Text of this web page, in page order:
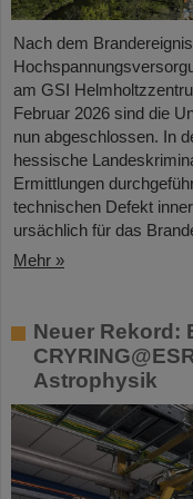
Nach dem
am GSI
Februar 2026 sind die
nun abgeschlossen. In
hessische
Ermittlungen
technischen Defekt
ursächlich für das
Mehr »
Neuer Rekord:
Astrophysik